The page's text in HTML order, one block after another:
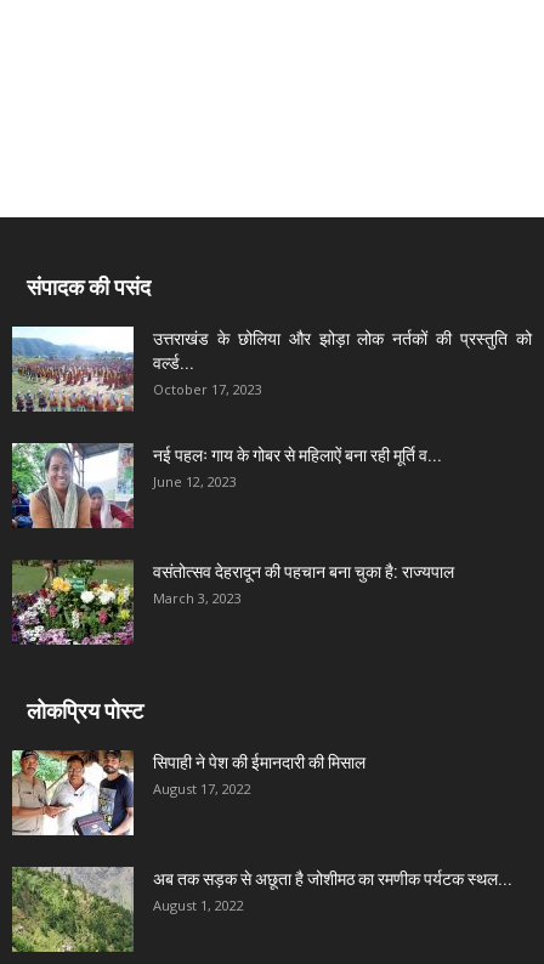
संपादक की पसंद
उत्तराखंड के छोलिया और झोड़ा लोक नर्तकों की प्रस्तुति को
वर्ल्ड...
October 17, 2023
नई पहलः गाय के गोबर से महिलाऐं बना रही मूर्ति व...
June 12, 2023
वसंतोत्सव देहरादून की पहचान बना चुका है: राज्यपाल
March 3, 2023
लोकप्रिय पोस्ट
सिपाही ने पेश की ईमानदारी की मिसाल
August 17, 2022
अब तक सड़क से अछूता है जोशीमठ का रमणीक पर्यटक स्थल...
August 1, 2022